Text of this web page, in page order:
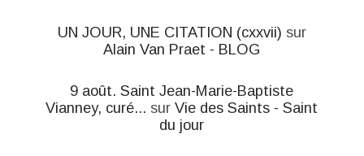
UN JOUR, UNE CITATION (cxxvii) sur
Alain Van Praet - BLOG
9 août. Saint Jean-Marie-Baptiste
Vianney, curé... surVie des Saints - Saint
du jour